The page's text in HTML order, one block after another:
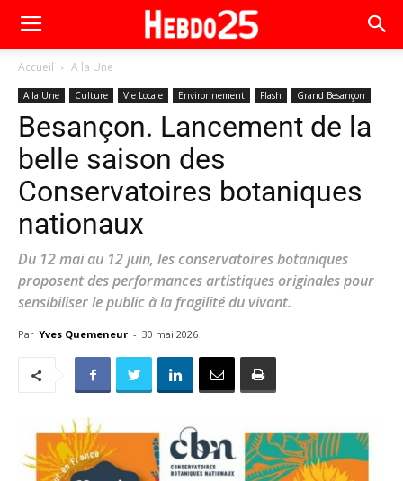
Accueil A la Une
A la Une Culture Vie Locale Environnement Flash Grand Besançon
Besançon. Lancement de la
belle saison des
Conservatoires botaniques
nationaux
Du 12 mai au 12 juin, les conservatoires botaniques
proposent des performances artistiques originales pour
sensibiliser le public à la fragilité du vivant.
Par Yves Quemeneur - 30 mai 2026